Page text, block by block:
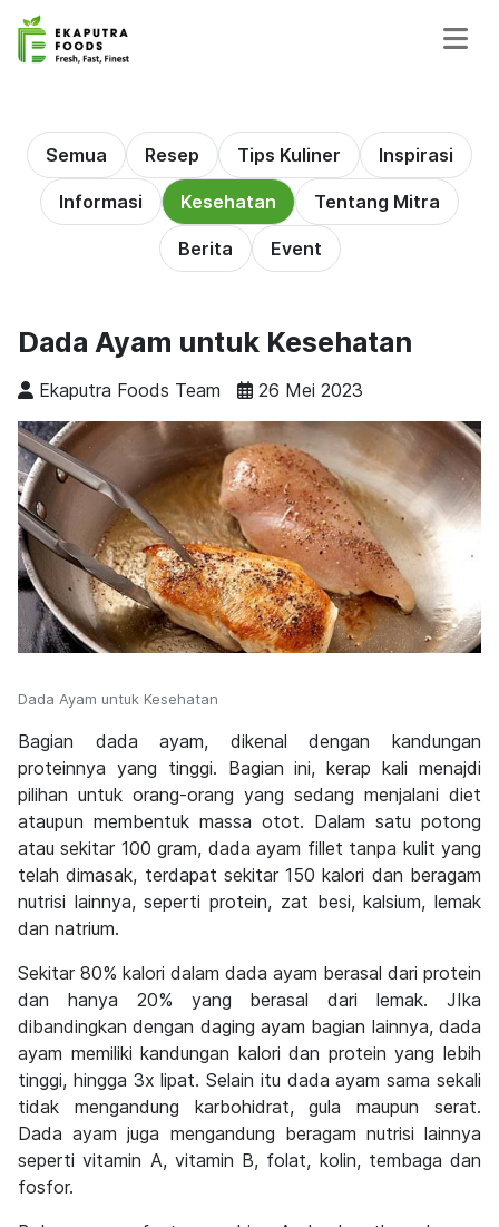
Semua Resep Tips Kuliner Inspirasi
Informasi Kesehatan Tentang Mitra
Berita Event
Dada Ayam untuk Kesehatan
Ekaputra Foods Team 26 Mei 2023
Dada Ayam untuk Kesehatan
Bagian dada ayam, dikenal dengan kandungan
proteinnya yang tinggi. Bagian ini, kerap kali menajdi
pilihan untuk orang-orang yang sedang menjalani diet
ataupun membentuk massa otot. Dalam satu potong
atau sekitar 100 gram, dada ayam fillet tanpa kulit yang
telah dimasak, terdapat sekitar 150 kalori dan beragam
nutrisi lainnya, seperti protein, zat besi, kalsium, lemak
dan natrium.
Sekitar 80% kalori dalam dada ayam berasal dari protein
dan hanya 20% yang berasal dari lemak. JIka
dibandingkan dengan daging ayam bagian lainnya, dada
ayam memiliki kandungan kalori dan protein yang lebih
tinggi, hingga 3x lipat. Selain itu dada ayam sama sekali
tidak mengandung karbohidrat, gula maupun serat.
Dada ayam juga mengandung beragam nutrisi lainnya
seperti vitamin A, vitamin B, folat, kolin, tembaga dan
fosfor.